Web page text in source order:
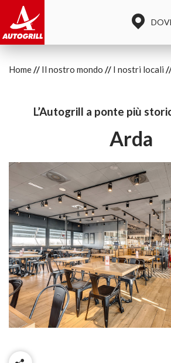
Home Il nostro mondo I nostri locali
L’Autogrill a ponte più
Arda